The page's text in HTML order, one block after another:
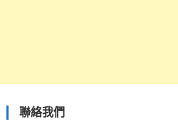
聯絡我們